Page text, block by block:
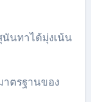
นทาได้มุ่งเน้น
าตรฐานของ